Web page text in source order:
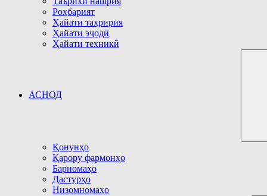
Роҳбарият
Ҳайати таҳририя
Ҳайати эҷодӣ
Ҳайати техникӣ
АСНОД
Қонунҳо
Қарору фармонҳо
Барномаҳо
Дастурҳо
Низомномаҳо